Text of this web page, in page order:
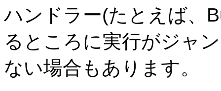
ハンドラー(たとえば、
るところに実行がジャ
ない場合もあります。